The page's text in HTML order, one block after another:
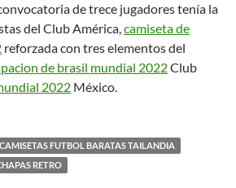
de trece jugadores tenía la
del Club América,camiseta de
reforzada con tres elementos del
de brasil mundial 2022Club
2022 México.
CAMISETAS FUTBOL BARATAS TAILANDIA
RETRO